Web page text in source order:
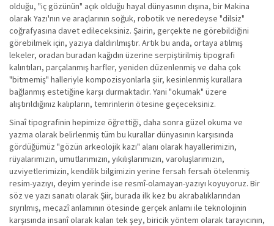
olduğu, "iç gözünün" açık olduğu hayal dünyasının dışına, bir Makina
olarak Yazı'nın ve araçlarının soğuk, robotik ve neredeyse "dilsiz"
coğrafyasına davet edileceksiniz. Şairin, gerçekte ne görebildiğini
görebilmek için, yazıya daldırılmıştır. Artık bu anda, ortaya atılmış
lekeler, oradan buradan kağıdın üzerine serpiştirilmiş tipografi
kalıntıları, parçalanmış harfler, yeniden düzenlenmiş ve daha çok
"bitmemiş" halleriyle kompozisyonlarla şiir, kesinlenmiş kurallara
bağlanmış estetiğine karşı durmaktadır. Yani "okumak" üzere
alıştırıldığınız kalıpların, temrinlerin ötesine geçeceksiniz.
Sinaî tipografinin hepimize öğrettiği, daha sonra güzel okuma ve
yazma olarak belirlenmiş tüm bu kurallar dünyasının karşısında
gördüğümüz "gözün arkeolojik kazı" alanı olarak hayallerimizin,
rüyalarımızın, umutlarımızın, yıkılışlarımızın, varoluşlarımızın,
uzviyetlerimizin, kendilik bilgimizin yerine fersah fersah ötelenmiş
resim-yazıyı, deyim yerinde ise resmî-olamayan-yazıyı koyuyoruz. Bir
söz ve yazı sanatı olarak Şiir, burada ilk kez bu akrabalıklarından
sıyrılmış, mecazî anlamının ötesinde gerçek anlamı ile teknolojinin
karşısında insanî olarak kalan tek şey, biricik yöntem olarak tarayıcının,